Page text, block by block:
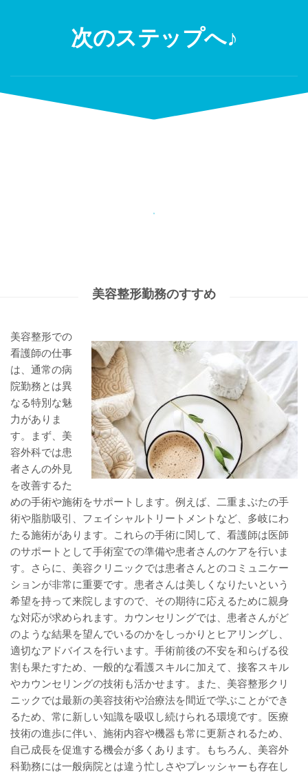
次のステップへ♪
美容整形勤務のすすめ
美容整形での
看護師の仕事
は、通常の病
院勤務とは異
なる特別な魅
力がありま
す。まず、美
容外科では患
者さんの外見
を改善するた
めの手術や施術をサポートします。例えば、二重まぶたの手
術や脂肪吸引、フェイシャルトリートメントなど、多岐にわ
たる施術があります。これらの手術に関して、看護師は医師
のサポートとして手術室での準備や患者さんのケアを行いま
す。さらに、美容クリニックでは患者さんとのコミュニケー
ションが非常に重要です。患者さんは美しくなりたいという
希望を持って来院しますので、その期待に応えるために親身
な対応が求められます。カウンセリングでは、患者さんがど
のような結果を望んでいるのかをしっかりとヒアリングし、
適切なアドバイスを行います。手術前後の不安を和らげる役
割も果たすため、一般的な看護スキルに加えて、接客スキル
やカウンセリングの技術も活かせます。また、美容整形クリ
ニックでは最新の美容技術や治療法を間近で学ぶことができ
るため、常に新しい知識を吸収し続けられる環境です。医療
技術の進歩に伴い、施術内容や機器も常に更新されるため、
自己成長を促進する機会が多くあります。もちろん、美容外
科勤務には一般病院とは違う忙しさやプレッシャーも存在し